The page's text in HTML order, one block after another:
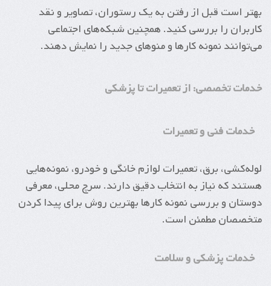
بهتر است قبل از رفتن به یک رستوران، تصاویر و نقد
کاربران را بررسی کنید. همچنین شبکه‌های اجتماعی
می‌توانند نمونه کارها و منوهای جدید را نمایش دهند.
خدمات تخصصی: از تعمیرات تا پزشکی
خدمات فنی و تعمیرات
لوله‌کشی، برق، تعمیرات لوازم خانگی و خودرو، نمونه‌هایی
هستند که نیاز به انتخاب دقیق دارند. سرچ محلی، معرفی
دوستان و بررسی نمونه کارها بهترین روش برای پیدا کردن
متخصصان مطمئن است.
خدمات پزشکی و سلامت